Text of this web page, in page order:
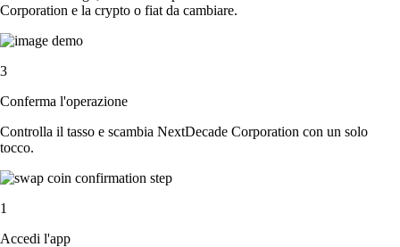
Corporation e la crypto o fiat da cambiare.
3
Conferma l'operazione
Controlla il tasso e scambia NextDecade Corporation con un solo
tocco.
1
Accedi l'app